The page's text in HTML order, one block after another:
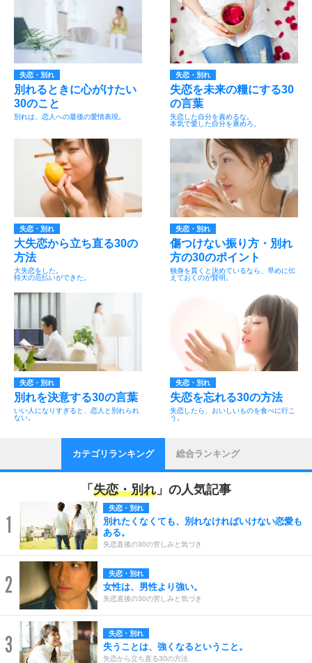
失恋・別れ
別れるときに心がけたい
30のこと
別れは、恋人への最後の愛情表現。
失恋・別れ
失恋を未来の糧にする30
の言葉
失恋した自分を責めるな。
本気で愛した自分を褒めろ。
失恋・別れ
大失恋から立ち直る30の
方法
大失恋をした。
特大の厄払いができた。
失恋・別れ
傷つけない振り方・別れ
方の30のポイント
独身を貫くと決めているなら、早めに伝
えておくのが賢明。
失恋・別れ
別れを決意する30の言葉
いい人になりすぎると、恋人と別れられ
ない。
失恋・別れ
失恋を忘れる30の方法
失恋したら、おいしいものを食べに行こ
う。
カテゴリランキング 総合ランキング
「 失恋・別れ 」の人気記事
1
失恋・別れ
別れたくなくても、別れなければいけない恋愛も
ある。
失恋直後の30の苦しみと気づき
2 失恋・別れ
女性は、男性より強い。
失恋直後の30の苦しみと気づき
3 失恋・別れ
失うことは、強くなるということ。
失恋から立ち直る30の方法